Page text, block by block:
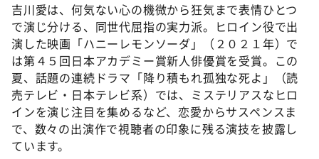
吉川愛は、何気ない心の機微から狂気まで表情ひとつ
で演じ分ける、同世代屈指の実力派。ヒロイン役で出
演した映画「ハニーレモンソーダ」（２０２１年）で
は第４５回日本アカデミー賞新人俳優賞を受賞。この
夏、話題の連続ドラマ「降り積もれ孤独な死よ」（読
売テレビ・日本テレビ系）では、ミステリアスなヒロ
インを演じ注目を集めるなど、恋愛からサスペンスま
で、数々の出演作で視聴者の印象に残る演技を披露し
ています。